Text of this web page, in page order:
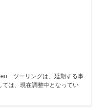
ツーリングは、延期する事